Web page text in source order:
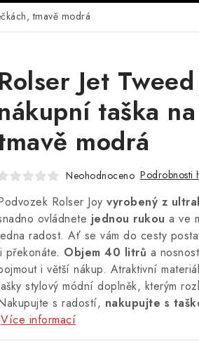
tmavě modrá
Rolser Jet Tweed
taška
modrá
Neohodnoceno Podrobnosti
Rolser Joy vyrobený z
ovládnete jednou rukou a ve
radost. Ať se vám do cesty
překonáte. Objem 40 litrů a
i větší nákup. Atraktivní
stylový módní doplněk, kterým
s radostí, nakupujte s
Více informací